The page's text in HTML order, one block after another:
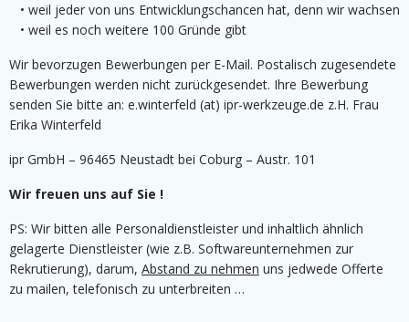
weil jeder von uns Entwicklungschancen hat, denn wir wachsen
weil es noch weitere 100 Gründe gibt
Wir bevorzugen Bewerbungen per E-Mail. Postalisch zugesendete
Bewerbungen werden nicht zurückgesendet. Ihre Bewerbung
senden Sie bitte an: e.winterfeld (at) ipr-werkzeuge.de z.H. Frau
Erika Winterfeld
ipr GmbH – 96465 Neustadt bei Coburg – Austr. 101
Wir freuen uns auf Sie !
PS: Wir bitten alle Personaldienstleister und inhaltlich ähnlich
gelagerte Dienstleister (wie z.B. Softwareunternehmen zur
Rekrutierung), darum, Abstand zu nehmen uns jedwede Offerte
zu mailen, telefonisch zu unterbreiten …